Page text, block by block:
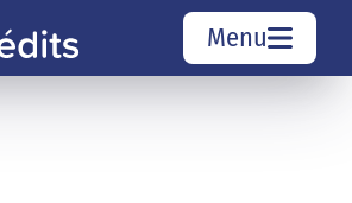
Menu